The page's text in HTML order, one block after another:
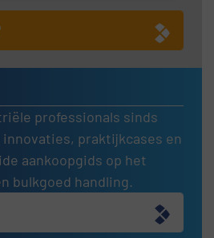
professionals sinds
innovaties, praktijkcases en
aankoopgids op het
bulkgoed handling.